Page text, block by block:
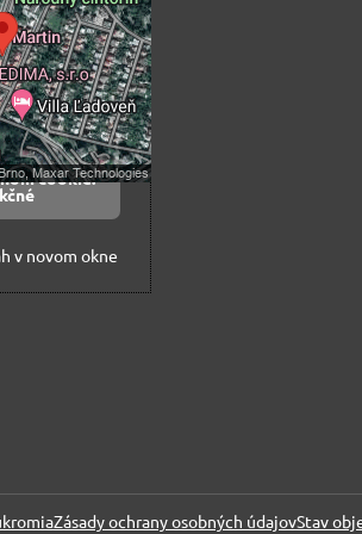
externý obsah?
-
cookie:
v novom okne
Zásady ochrany osobných údajovStav